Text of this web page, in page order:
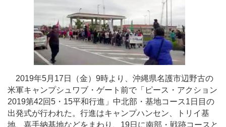
2019年5月17日（金）9時より、沖縄県名護市辺野古の
米軍キャンプシュワブ・ゲート前で「ピース・アクション
2019第42回5・15平和行進」中北部・基地コース1日目の
出発式が行われた。行進はキャンプハンセン、トリイ基
地、嘉手納基地などをまわり、19日に南部・戦跡コースと